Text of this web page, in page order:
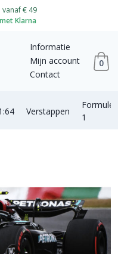
vanaf € 49
Klarna
Informatie
Mijn account
Contact
0
Verstappen
Formule
1